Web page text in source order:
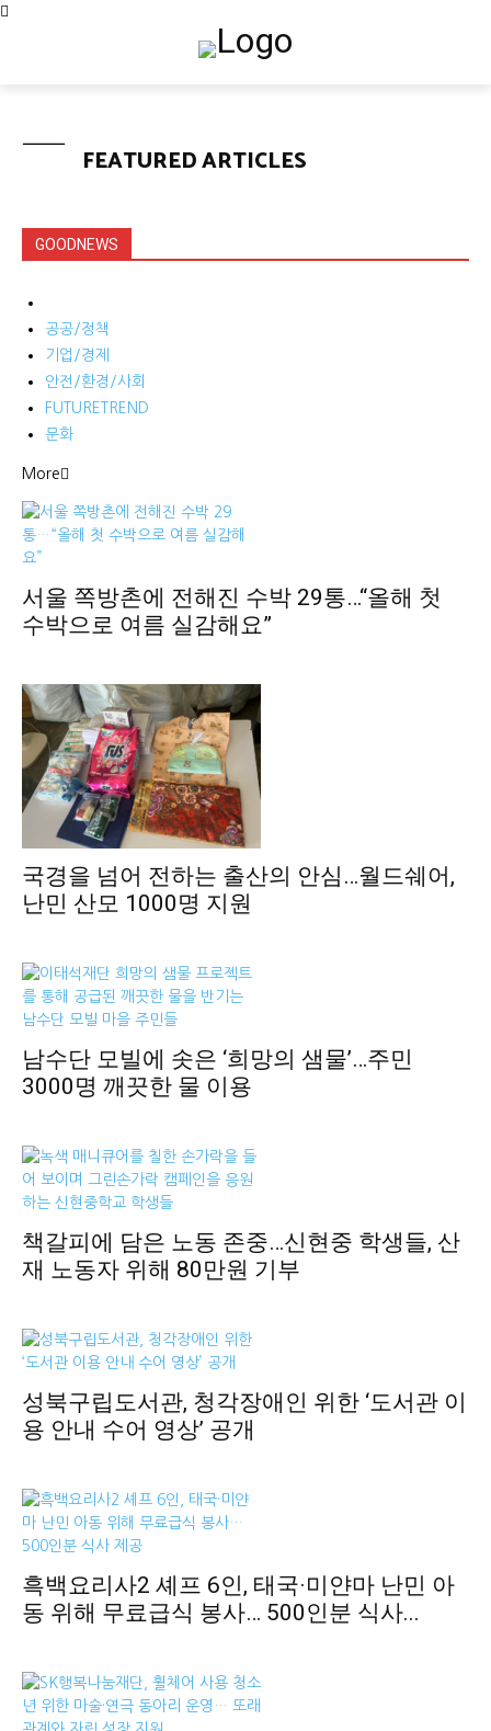
FEATURED ARTICLES
GOODNEWS
공공/정책
기업/경제
안전/환경/사회
FUTURETREND
문화
More
서울 쪽방촌에 전해진 수박 29통…“올해 첫
수박으로 여름 실감해요”
국경을 넘어 전하는 출산의 안심…월드쉐어,
난민 산모 1000명 지원
남수단 모빌에 솟은 ‘희망의 샘물’…주민
3000명 깨끗한 물 이용
책갈피에 담은 노동 존중…신현중 학생들, 산
재 노동자 위해 80만원 기부
성북구립도서관, 청각장애인 위한 ‘도서관 이
용 안내 수어 영상’ 공개
흑백요리사2 셰프 6인, 태국·미얀마 난민 아
동 위해 무료급식 봉사… 500인분 식사...